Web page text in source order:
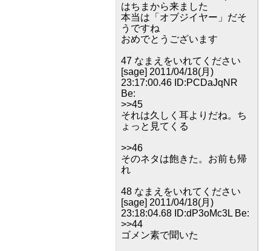
はちまから来ました
本当は「オブジイヤー」だそ
うですね
おめでとうございます
47 なまえをいれてください
[sage] 2011/04/18(月)
23:17:00.46 ID:PCDaJqNR
Be:
>>45
それは久しく耳よりだね。ち
ょっと見てくる
>>46
そのネタは飽きた。お前も帰
れ
48 なまえをいれてください
[sage] 2011/04/18(月)
23:18:04.68 ID:dP3oMc3L Be:
>>44
ゴメン素で聞いた